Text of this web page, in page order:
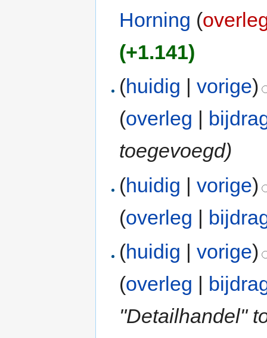
Horning (
(+1.141)
(huidig |vorige)
(overleg
toegevoegd)
(huidig |vorige)
(overleg |
(huidig |vorige)
(overleg |
"Detailhandel"